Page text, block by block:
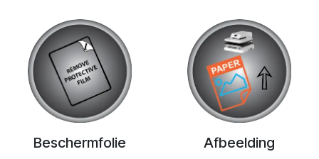
Beschermfolie Afbeelding